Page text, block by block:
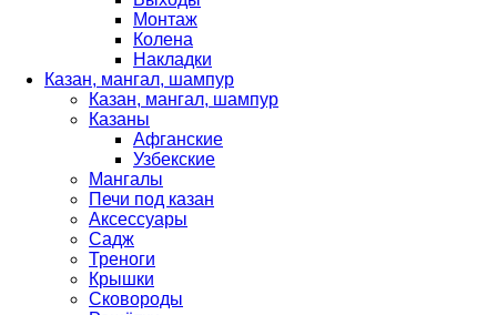
Монтаж
Колена
Накладки
Казан, мангал, шампур
Казан, мангал, шампур
Казаны
Афганские
Узбекские
Мангалы
Печи под казан
Аксессуары
Садж
Треноги
Крышки
Сковороды